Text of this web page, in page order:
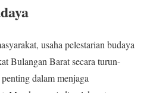
usaha pelestarian budaya
Bulangan Barat secara turun-
dalam menjaga